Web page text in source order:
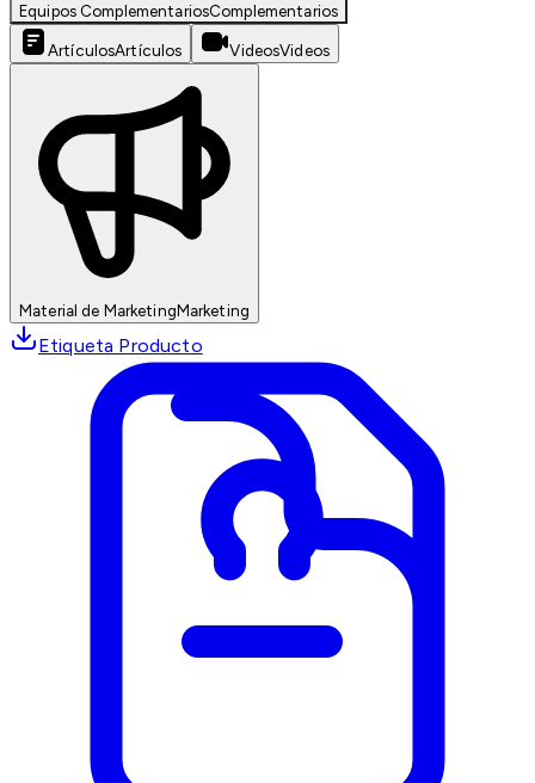
Equipos ComplementariosComplementarios
ArtículosArtículos VideosVideos
Material de MarketingMarketing
Etiqueta Producto